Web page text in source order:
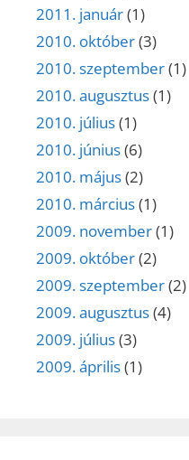
2011. január(1)
2010. október(3)
2010. szeptember(1)
2010. augusztus(1)
2010. július(1)
2010. június(6)
2010. május(2)
2010. március(1)
2009. november(1)
2009. október(2)
2009. szeptember(2)
2009. augusztus(4)
2009. július(3)
2009. április(1)